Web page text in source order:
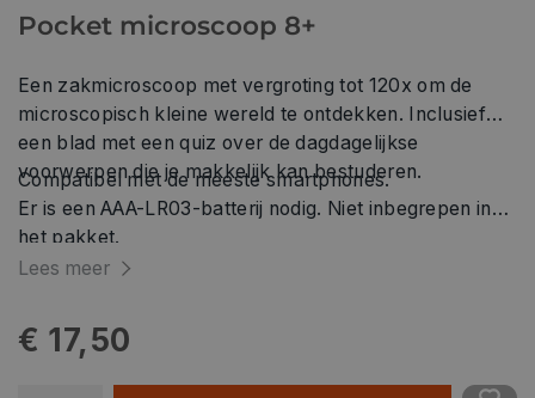
Pocket microscoop 8+
Een zakmicroscoop met vergroting tot 120x om de
microscopisch kleine wereld te ontdekken. Inclusief
een blad met een quiz over de dagdagelijkse
voorwerpen die je makkelijk kan bestuderen.
Compatibel met de meeste smartphones.
Er is een AAA-LR03-batterij nodig. Niet inbegrepen in
het pakket.
Lees meer
€ 17,50